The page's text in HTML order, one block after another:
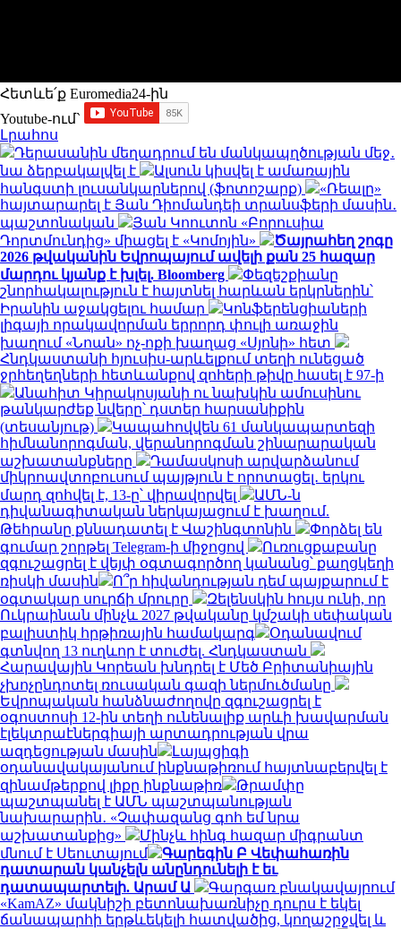
Հետևե՛ք Euromedia24-ին
Youtube-ում`
Լրահոս
Դերասանին մեղադրում են մանկապղծության մեջ․
նա ձերբակալվել է
Ալսուն կիսվել է ամառային
հանգստի լուսանկարներով (ֆոտոշարք)
«Ռեալը»
հայտարարել է Յան Դիոմանդեի տրանսֆերի մասին․
պաշտոնական
Յան Կոուտոն «Բորուսիա
Դորտմունդից» միացել է «Կոմոյին»
Ծայրահեղ շոգը
2026 թվականին Եվրոպայում ավելի քան 25 հազար
մարդու կյանք է խլել. Bloomberg
Փեզեշքիանը
շնորհակալություն է հայտնել հարևան երկրներին՝
Իրանին աջակցելու համար
Կոնֆերենցիաների
լիգայի որակավորման երրորդ փուլի առաջին
խաղում «Նոան» ոչ-ոքի խաղաց «Սյոնի» հետ
Հնդկաստանի հյուսիս-արևելքում տեղի ունեցած
ջրհեղեղների հետևանքով զոհերի թիվը հասել է 97-ի
Անահիտ Կիրակոսյանի ու նախկին ամուսինու
թանկարժեք նվերը՝ դստեր հարսանիքին
(տեսանյութ)
Կապահովվեն 61 մանկապարտեզի
հիմնանորոգման, վերանորոգման շինարարական
աշխատանքները
Դամասկոսի արվարձանում
միկրոավտոբուսում պայթյուն է որոտացել․ երկու
մարդ զոհվել է, 13-ը՝ վիրավորվել
ԱՄՆ-ն
դիվանագիտական ներկայացում է խաղում.
Թեհրանը քննադատել է Վաշինգտոնին
Փորձել են
գումար շորթել Telegram-ի միջոցով
Ուռուցքաբանը
զգուշացրել է վեյփ օգտագործող կանանց՝ քաղցկեղի
ռիսկի մասին
Ո՞ր հիվանդության դեմ պայքարում է
օգտակար սուրճի մրուրը
Զելենսկին հույս ունի, որ
Ուկրաինան մինչև 2027 թվականը կմշակի սեփական
բալիստիկ հրթիռային համակարգ
Օդանավում
գտնվող 13 ուղևոր է տուժել. Հնդկաստան
Հարավային Կորեան խնդրել է Մեծ Բրիտանիային
չխոչընդոտել ռուսական գազի ներմուծմանը
Եվրոպական հանձնաժողովը զգուշացրել է
օգոստոսի 12-ին տեղի ունենալիք արևի խավարման
էլեկտրաէներգիայի արտադրության վրա
ազդեցության մասին
Լայպցիգի
օդանավակայանում ինքնաթիռում հայտնաբերվել է
զինամթերքով լիքը ինքնաթիռ
Թրամփը
պաշտպանել է ԱՄՆ պաշտպանության
նախարարին․ «Չափազանց գոհ եմ նրա
աշխատանքից»
Մինչև հինգ հազար միգրանտ
մնում է Սեուտայում
Գարեգին Բ Վեփահառին
դատարան կանչելն անընդունելի է եւ
դատապարտելի. Արամ Ա
Գարգառ բնակավայրում
«KamAZ» մակնիշի բետոնախառնիչը դուրս է եկել
ճանապարհի երթևեկելի հատվածից, կողաշրջվել և